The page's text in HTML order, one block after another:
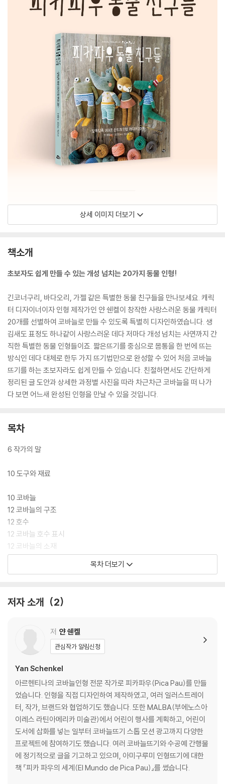
상세 이미지 더보기
책소개
초보자도 쉽게 만들 수 있는 개성 넘치는 20가지 동물 인형!
긴코너구리, 바다오리, 가젤 같은 특별한 동물 친구들을 만나보세요. 캐릭
터 디자이너이자 인형 제작가인 얀 쉔켈이 창작한 사랑스러운 동물 캐릭터
20개를 선별하여 코바늘로 만들 수 있도록 특별히 디자인하였습니다. 생
김새도 표정도 하나같이 사랑스러운 데다 저마다 개성 넘치는 사연까지 간
직한 특별한 동물 인형들이죠. 짧은뜨기를 중심으로 몸통을 한 번에 뜨는
방식인 데다 대체로 한두 가지 뜨기법만으로 완성할 수 있어 처음 코바늘
뜨기를 하는 초보자라도 쉽게 만들 수 있습니다. 친절하면서도 간단하게
정리된 글 도안과 상세한 과정별 사진을 따라 차근차근 코바늘을 떠 나가
다 보면 어느새 완성된 인형을 만날 수 있을 것입니다.
목차
6 작가의 말
10 도구와 재료
10 코바늘
12 코바늘의 구조
12 호수
12 코바늘 호수 표시
12 코바늘의 소재
13 단백질 실
16 그 밖의 도구와 재료
16 돗바늘과 십자수 바늘
16 시침핀
16 가위
17 스티치마커(콧수링)
17 솜
17 얼굴 재료
18 코바늘뜨기의 기초
목차 더보기
저자 소개 2
저 얀 쉔켈
관심작가 알림신청
Yan Schenkel
아르헨티나의 코바늘인형 전문 작가로 피카파우(Pica Pau)를 만들
었습니다. 인형을 직접 디자인하여 제작하였고, 여러 일러스트레이
터, 작가, 브랜드와 협업하기도 했습니다. 또한 MALBA(부에노스아
이레스 라틴아메리카 미술관)에서 어린이 행사를 계획하고, 어린이
도서에 삽화를 넣는 일부터 코바늘뜨기 스톱 모션 광고까지 다양한
프로젝트에 참여하기도 했습니다. 여러 코바늘뜨기와 수공예 간행물
에 정기적으로 글을 기고하고 있으며, 아미구루미 인형뜨기에 대한
책 『피카 파우의 세계(El Mundo de Pica Pau)』를 썼습니다.